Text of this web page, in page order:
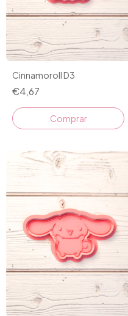
Cinnamoroll D3
€4,67
Comprar